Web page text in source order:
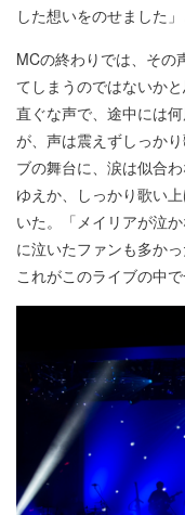
した想いをのせました」
MCの終わりでは、その
てしまうのではないか
直ぐな声で、途中には
が、声は震えずしっか
ブの舞台に、涙は似合
ゆえか、しっかり歌い
いた。「メイリアが泣
に泣いたファンも多か
これがこのライブの中